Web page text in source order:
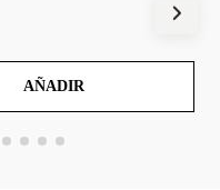
AÑADIR